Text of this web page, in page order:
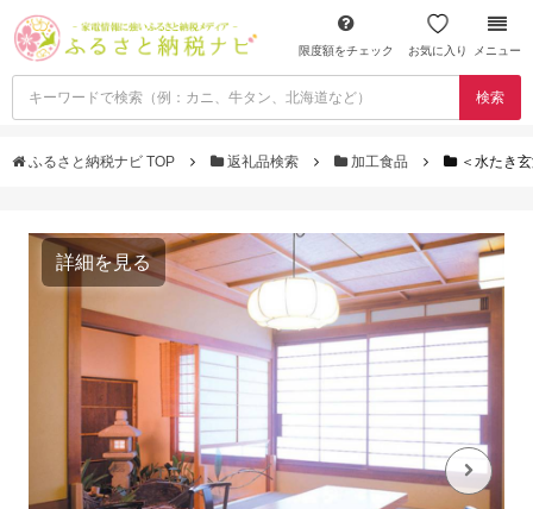
限度額をチェック お気に入り メニュー
検索
ふるさと納税ナビ TOP 返礼品検索 加工食品 ＜水たき
詳細を見る